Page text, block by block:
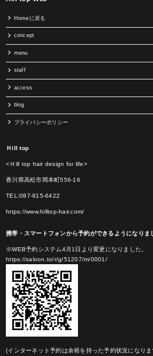
Homeに戻る
concept
menu
staff
access
blog
プライバシーポリシー
Ｈill top
<Ｈill top hair design for life>
香川県高松市岡本町556-16
TEL:087-815-6422
https://www.hilltop-hair.com/
携帯・スマートフォンから予約ができるようになりま
※WEB予約システム4月1日より変更になりました。
https://saloon.to/r/g/51207/m/0001/
(インターネット予約は余裕を持った予約状況になり